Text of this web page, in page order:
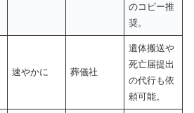
のコピー推
奨。
速やかに 葬儀社
遺体搬送や
死亡届提出
の代行も依
頼可能。